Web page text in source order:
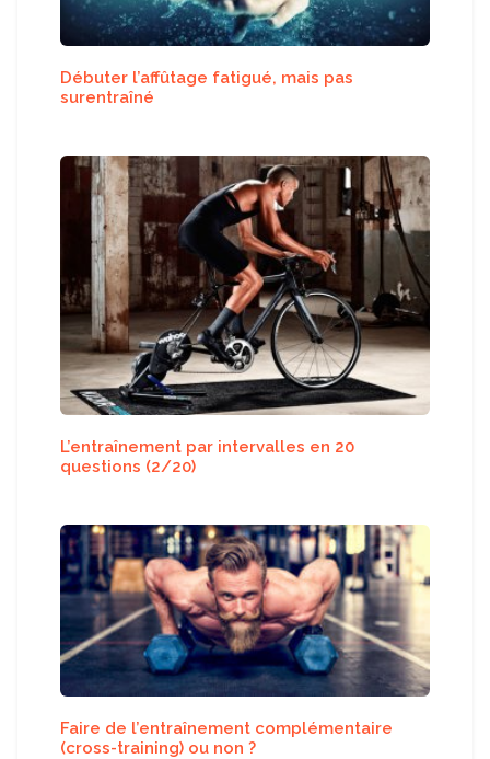
Débuter l’affûtage fatigué, mais pas
surentraîné
L’entraînement par intervalles en 20
questions (2/20)
Faire de l’entraînement complémentaire
(cross-training) ou non ?